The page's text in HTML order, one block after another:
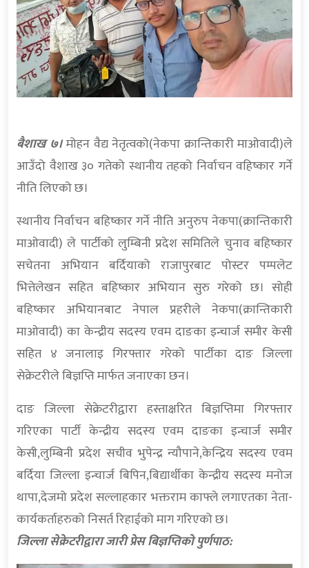
बैशाख ७।मोहन वैद्य नेतृत्वको(नेकपा क्रान्तिकारी माओवादी)ले
आउँदो वैशाख ३० गतेको स्थानीय तहको निर्वाचन वहिष्कार गर्ने
नीति लिएको छ।
स्थानीय निर्वाचन बहिष्कार गर्ने नीति अनुरुप नेकपा(क्रान्तिकारी
माओवादी) ले पार्टीको लुम्बिनी प्रदेश समितिले चुनाव बहिष्कार
सचेतना अभियान बर्दियाको राजापुरबाट पोस्टर पम्पलेट
भित्तेलेखन सहित बहिष्कार अभियान सुरु गरेको छ। सोही
बहिष्कार अभियानबाट नेपाल प्रहरीले नेकपा(क्रान्तिकारी
माओवादी) का केन्द्रीय सदस्य एवम दाङका इन्चार्ज समीर केसी
सहित ४ जनालाइ गिरफ्तार गरेको पार्टीका दाङ जिल्ला
सेक्रेटरीले बिज्ञप्ति मार्फत जनाएका छन।
दाङ जिल्ला सेक्रेटरीद्वारा हस्ताक्षरित बिज्ञप्तिमा गिरफ्तार
गरिएका पार्टी केन्द्रीय सदस्य एवम दाङका इन्चार्ज समीर
केसी,लुम्बिनी प्रदेश सचीव भुपेन्द्र न्यौपाने,केन्द्रिय सदस्य एवम
बर्दिया जिल्ला इन्चार्ज बिपिन,बिद्यार्थीका केन्द्रीय सदस्य मनोज
थापा,देजमो प्रदेश सल्लाहकार भक्तराम काफ्ले लगाएतका नेता-
कार्यकर्ताहरुको निसर्त रिहाईको माग गरिएको छ।
जिल्ला सेक्रेटरीद्वारा जारी प्रेस बिज्ञप्तिको पुर्णपाठ: